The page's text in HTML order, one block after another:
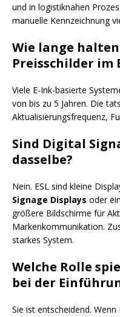
und in logistiknahen
manuelle Kennzeichnung
Wie lange
Preisschilder im
Viele E-Ink-basierte
von bis zu 5 Jahren. Die
Aktualisierungsfrequenz,
Sind Digital
dasselbe?
Nein. ESL sind kleine
Signage Displays oder ein
größere Bildschirme für
Markenkommunikation.
starkes System.
Welche Rolle
bei der
Sie ist entscheidend.